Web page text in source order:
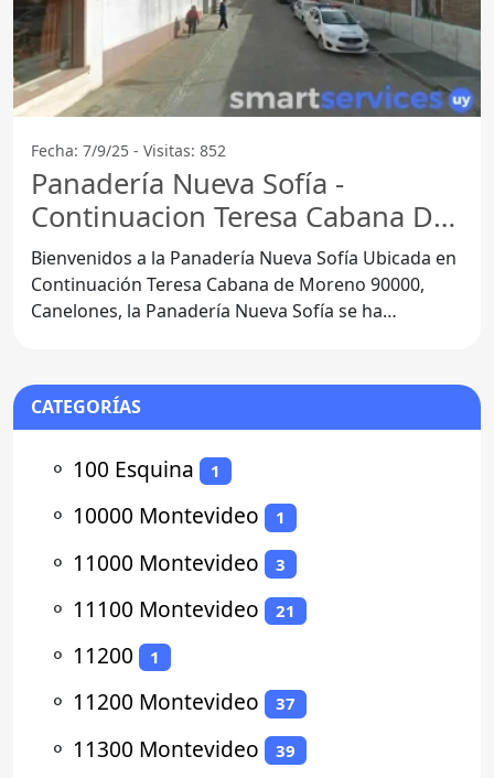
Fecha: 7/9/25 - Visitas: 852
Panadería Nueva Sofía -
Continuacion Teresa Cabana De
Moreno
Bienvenidos a la Panadería Nueva Sofía Ubicada en
Continuación Teresa Cabana de Moreno 90000,
Canelones, la Panadería Nueva Sofía se ha
CATEGORÍAS
⚬ 100 Esquina 1
⚬ 10000 Montevideo 1
⚬ 11000 Montevideo 3
⚬ 11100 Montevideo 21
⚬ 11200 1
⚬ 11200 Montevideo 37
⚬ 11300 Montevideo 39